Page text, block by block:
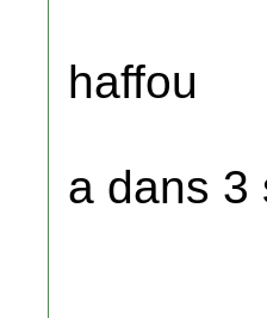
haffou
a dans 3